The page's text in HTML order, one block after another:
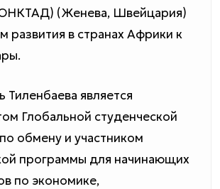
(Женева, Швейцария)
развития в странах Африки к
Тиленбаева является
Глобальной студенческой
обмену и участником
программы для начинающих
по экономике,